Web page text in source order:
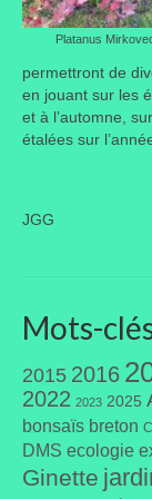
Platanus
permettront de
en jouant sur les
et à l’automne,
étalées sur
JGG
Mots-
2015 2016
2022 2023 2025
bonsaïs breton
DMS ecologie
Ginette